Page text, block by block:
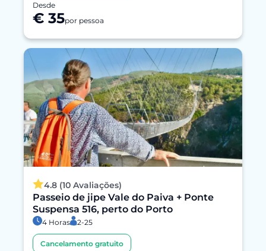
Desde
€ 35por pessoa
4.8 (10 Avaliações)
Passeio de jipe Vale do Paiva + Ponte
Suspensa 516, perto do Porto
4 Horas 2-25
Cancelamento gratuito